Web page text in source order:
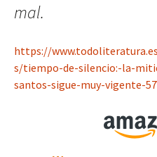
mal.
https://
s/tiempo-de-silencio:-la-
santos-sigue-muy-vigente-